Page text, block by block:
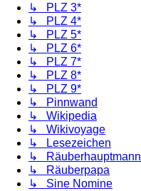
↳ PLZ 3*
↳ PLZ 4*
↳ PLZ 5*
↳ PLZ 6*
↳ PLZ 7*
↳ PLZ 8*
↳ PLZ 9*
↳ Pinnwand
↳ Wikipedia
↳ Wikivoyage
↳ Lesezeichen
↳ Räuberhauptmann
↳ Räuberpapa
↳ Sine Nomine